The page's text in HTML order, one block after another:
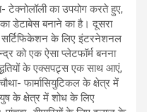
टेक्नोलॉली का उपयोग करते हुए,
डेटाबेस बनाने का है। दूसरा
सर्टिफिकेशन के लिए इंटरनेशनल
को एक ऐसा प्लेटफॉर्म बनना
के एक्सपट्र्स एक साथ आएं,
फार्मासियुटिकल के क्षेत्र में
के क्षेत्र में शोध के लिए